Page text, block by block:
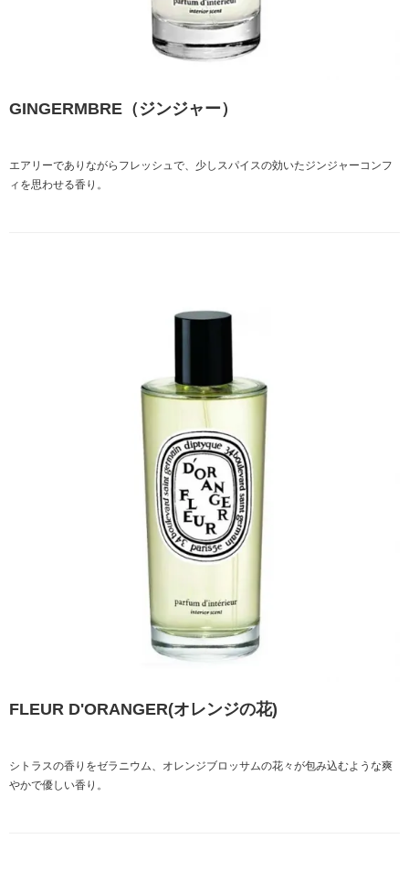
GINGERMBRE（ジンジャー）
エアリーでありながらフレッシュで、少しスパイスの効いたジンジャーコンフ
ィを思わせる香り。
FLEUR D'ORANGER(オレンジの花)
シトラスの香りをゼラニウム、オレンジブロッサムの花々が包み込むような爽
やかで優しい香り。